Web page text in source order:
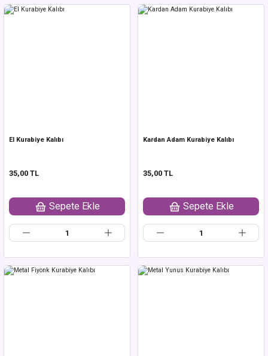
El Kurabiye Kalıbı
35,00 TL
Sepete Ekle
Kardan Adam Kurabiye Kalıbı
35,00 TL
Sepete Ekle